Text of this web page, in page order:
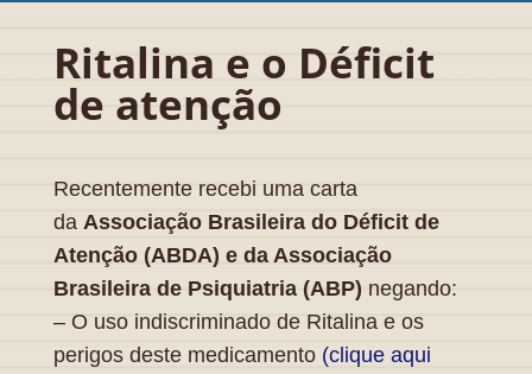
Ritalina e o Déficit
de atenção
Recentemente recebi uma carta
da Associação Brasileira do Déficit de
Atenção (ABDA) e da Associação
Brasileira de Psiquiatria (ABP) negando:
– O uso indiscriminado de Ritalina e os
perigos deste medicamento (clique aqui